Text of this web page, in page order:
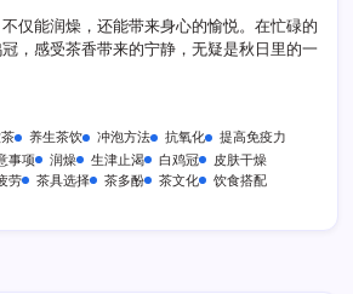
仅能润燥，还能带来身心的愉悦。在忙碌的
，感受茶香带来的宁静，无疑是秋日里的一
养生茶饮 冲泡方法 抗氧化
提高免疫力
事项 润燥 生津止渴 白鸡冠
皮肤干燥
劳 茶具选择 茶多酚 茶文化 饮食搭配